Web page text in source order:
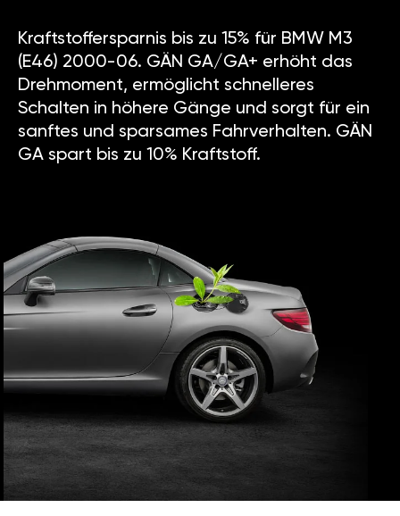
Kraftstoffersparnis bis zu 15% für BMW M3
(E46) 2000-06. GÄN GA/GA+ erhöht das
Drehmoment, ermöglicht schnelleres
Schalten in höhere Gänge und sorgt für ein
sanftes und sparsames Fahrverhalten. GÄN
GA spart bis zu 10% Kraftstoff.